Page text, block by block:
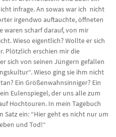
infrage. An sowas war ich nicht
irgendwo auftauchte, öffneten
waren scharf darauf, von mir
Wieso eigentlich? Wollte er sich
Plötzlich erschien mir die
sich von seinen Jüngern gefallen
Wieso ging sie ihm nicht
Ein Größenwahnsinniger? Ein
Eulenspiegel, der uns alle zum
Hochtouren. In mein Tagebuch
ein: “Hier geht es nicht nur um
und Tod!“